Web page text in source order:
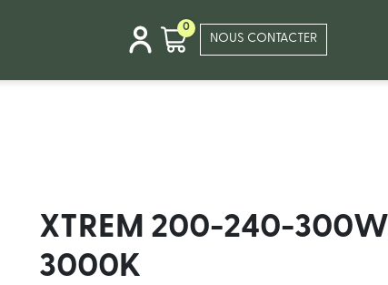
0
NOUS CONTACTER
XTREM 200-240-300W
3000K